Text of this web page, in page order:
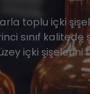
toplu içki
sınıf kalitede
içki